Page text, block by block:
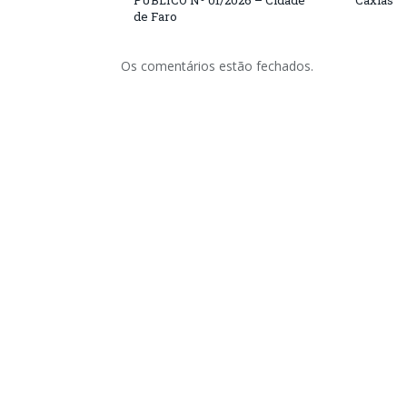
de Faro
Os comentários estão fechados.